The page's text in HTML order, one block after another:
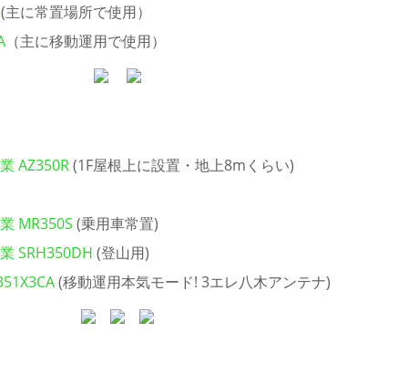
(主に常置場所で使用）
（主に移動運用で使用）
AZ350R(1F屋根上に設置・地上8mくらい)
MR350S (乗用車常置)
SRH350DH (登山用)
(移動運用本気モード! 3エレ八木アンテナ)